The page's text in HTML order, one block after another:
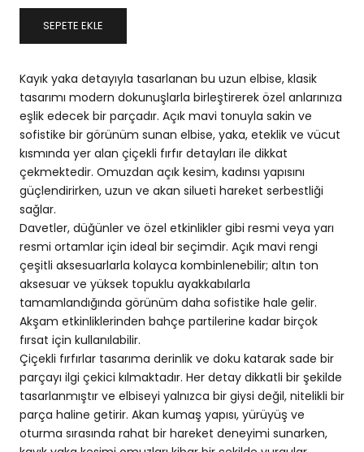
SEPETE EKLE
Kayık yaka detayıyla tasarlanan bu uzun elbise, klasik
tasarımı modern dokunuşlarla birleştirerek özel anlarınıza
eşlik edecek bir parçadır. Açık mavi tonuyla sakin ve
sofistike bir görünüm sunan elbise, yaka, eteklik ve vücut
kısmında yer alan çiçekli fırfır detayları ile dikkat
çekmektedir. Omuzdan açık kesim, kadınsı yapısını
güçlendirirken, uzun ve akan silueti hareket serbestliği
sağlar.
Davetler, düğünler ve özel etkinlikler gibi resmi veya yarı
resmi ortamlar için ideal bir seçimdir. Açık mavi rengi
çeşitli aksesuarlarla kolayca kombinlenebilir; altın ton
aksesuar ve yüksek topuklu ayakkabılarla
tamamlandığında görünüm daha sofistike hale gelir.
Akşam etkinliklerinden bahçe partilerine kadar birçok
fırsat için kullanılabilir.
Çiçekli fırfırlar tasarıma derinlik ve doku katarak sade bir
parçayı ilgi çekici kılmaktadır. Her detay dikkatli bir şekilde
tasarlanmıştır ve elbiseyi yalnızca bir giysi değil, nitelikli bir
parça haline getirir. Akan kumaş yapısı, yürüyüş ve
oturma sırasında rahat bir hareket deneyimi sunarken,